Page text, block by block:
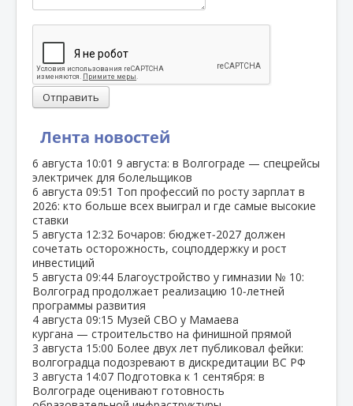
Лента новостей
6 августа 10:01 9 августа: в Волгограде — спецрейсы
электричек для болельщиков
6 августа 09:51 Топ профессий по росту зарплат в
2026: кто больше всех выиграл и где самые высокие
ставки
5 августа 12:32 Бочаров: бюджет‑2027 должен
сочетать осторожность, соцподдержку и рост
инвестиций
5 августа 09:44 Благоустройство у гимназии № 10:
Волгоград продолжает реализацию 10‑летней
программы развития
4 августа 09:15 Музей СВО у Мамаева
кургана — строительство на финишной прямой
3 августа 15:00 Более двух лет публиковал фейки:
волгоградца подозревают в дискредитации ВС РФ
3 августа 14:07 Подготовка к 1 сентября: в
Волгограде оценивают готовность
Отправить